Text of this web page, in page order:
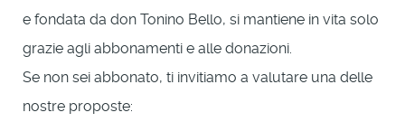
e fondata da don Tonino Bello, si mantiene in vita solo
grazie agli abbonamenti e alle donazioni.
Se non sei abbonato, ti invitiamo a valutare una delle
nostre proposte: